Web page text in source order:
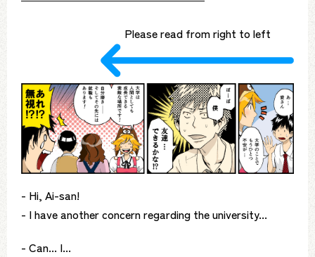
Please read from right to left
- Hi, Ai-san!
- I have another concern regarding the university...
- Can... I...